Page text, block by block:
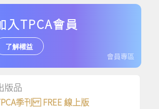
入TPCA會員
了解權益
會員專區
版品
季刊 FREE 線上版